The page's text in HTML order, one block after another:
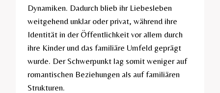
Dynamiken. Dadurch blieb ihr Liebesleben
weitgehend unklar oder privat, während ihre
Identität in der Öffentlichkeit vor allem durch
ihre Kinder und das familiäre Umfeld geprägt
wurde. Der Schwerpunkt lag somit weniger auf
romantischen Beziehungen als auf familiären
Strukturen.